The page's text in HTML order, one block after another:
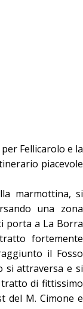
Fellicarolo e la
piacevole
marmottina, si
una zona
porta a La Borra
fortemente
il Fosso
si attraversa e si
di fittissimo
del M. Cimone e